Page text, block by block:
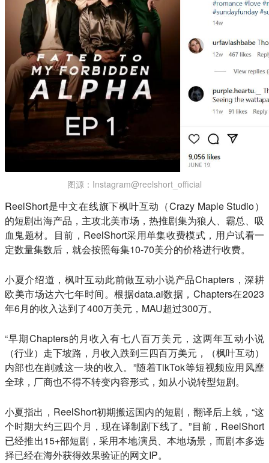
图源：Instagram@reelshort_official
ReelShort是中文在线旗下枫叶互动（Crazy Maple Studio）
的短剧出海产品，主攻北美市场，热推剧集为狼人、霸总、吸
血鬼题材。目前，ReelShort采用单集收费模式，用户试看一
定数量集数后，就会按照每集10-70美分的价格进行收费。
小夏介绍道，枫叶互动此前做互动小说产品Chapters，深耕
欧美市场达六七年时间。根据data.ai数据，Chapters在2023
年6月的收入达到了400万美元，MAU超过300万。
“早期Chapters的月收入有七八百万美元，这两年互动小说
（行业）走下坡路，月收入跌到三四百万美元，（枫叶互动）
内部也在削减这一块的收入。”随着TikTok等短视频应用风靡
全球，厂商也不得不转变内容形式，如从小说转型短剧。
小夏指出，ReelShort初期搬运国内的短剧，翻译后上线，“这
个时期大约三四个月，现在译制剧下线了。”目前，ReelShort
已经推出15+部短剧，采用本地演员、本地场景，而剧本多选
择已经在海外获得效果验证的网文IP。